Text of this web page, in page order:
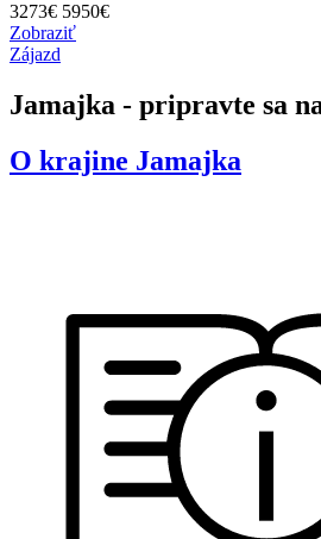
3273€ 5950€
Zobraziť
Zájazd
Jamajka - pripravte sa
O krajine Jamajka